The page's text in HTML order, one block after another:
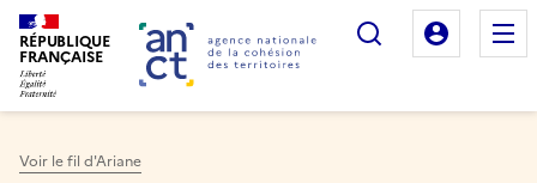
RÉPUBLIQUE
FRANÇAISE
Rechercher
Mon
Voir le fil d'Ariane